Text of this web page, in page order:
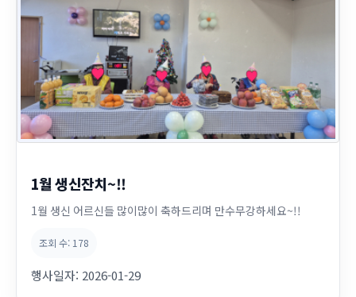
1월 생신잔치~!!
1월 생신 어르신들 많이많이 축하드리며 만수무강하세요~!!
조회 수: 178
행사일자: 2026-01-29